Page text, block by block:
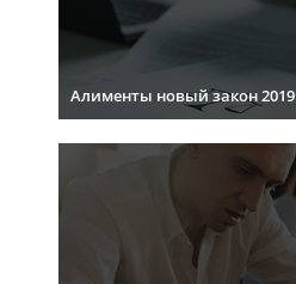
Алименты новый закон 2019